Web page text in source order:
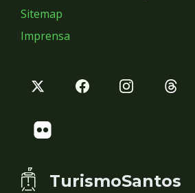
Sitemap
Imprensa
TurismoSantos